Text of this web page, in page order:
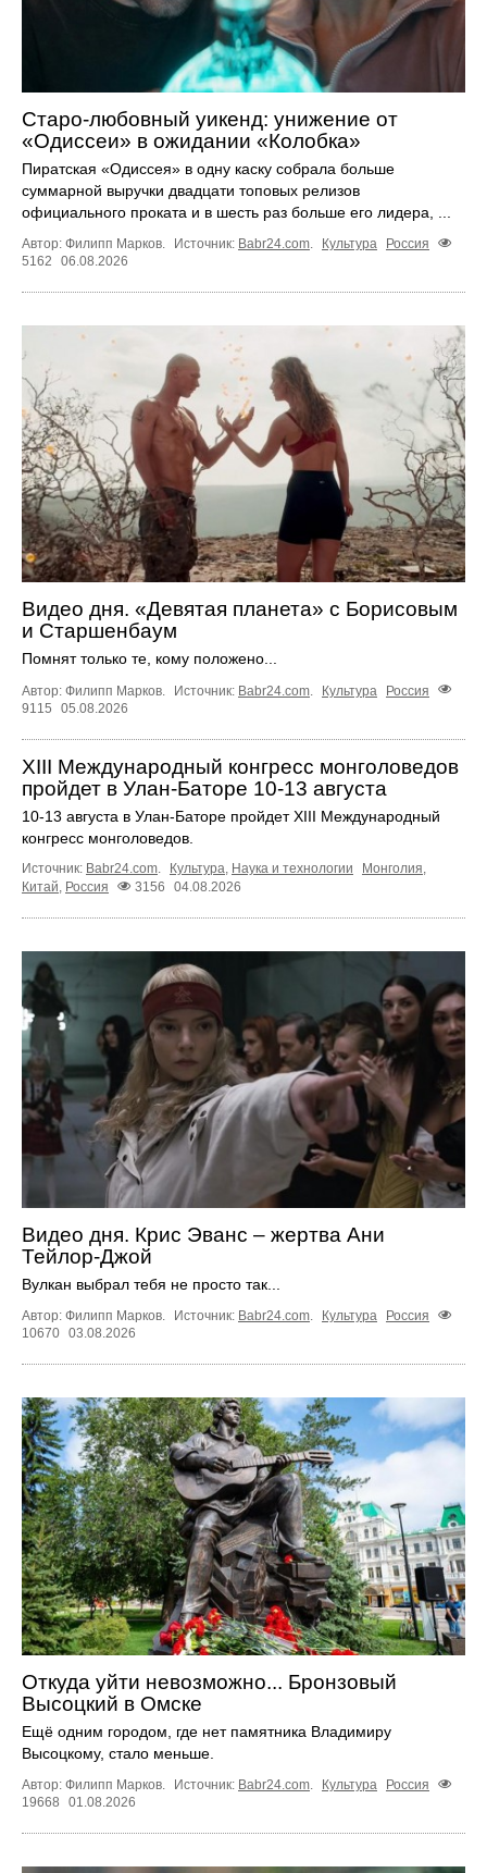
Старо-любовный уикенд: унижение от
«Одиссеи» в ожидании «Колобка»
Пиратская «Одиссея» в одну каску собрала больше
суммарной выручки двадцати топовых релизов
официального проката и в шесть раз больше его лидера, ...
Автор: Филипп Марков. Источник: Babr24.com. Культура
Россия
5162
06.08.2026
Видео дня. «Девятая планета» с Борисовым
и Старшенбаум
Помнят только те, кому положено...
Автор: Филипп Марков. Источник: Babr24.com Культура
Россия
9115
05.08.2026
XIII Международный конгресс монголоведов
пройдет в Улан-Баторе 10-13 августа
10-13 августа в Улан-Баторе пройдет XIII Международный
конгресс монголоведов.
Источник: Babr24.com Культура Наука и технологии Монголия
Китай Россия 3156 04.08.2026
Видео дня. Крис Эванс – жертва Ани
Тейлор-Джой
Вулкан выбрал тебя не просто так...
Автор: Филипп Марков. Источник: Babr24.com. Культура
Россия
10670 03.08.2026
Откуда уйти невозможно... Бронзовый
Высоцкий в Омске
Ещё одним городом, где нет памятника Владимиру
Высоцкому, стало меньше.
Автор: Филипп Марков. Источник: Babr24.com. Культура
Россия
19668
01.08.2026